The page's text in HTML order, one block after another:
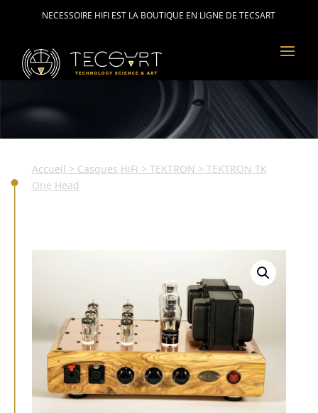
NECESSOIRE HIFI EST LA BOUTIQUE EN LIGNE DE TECSART
Accueil > Casques HiFi > TEKTRON > TEKTRON TK
One Head